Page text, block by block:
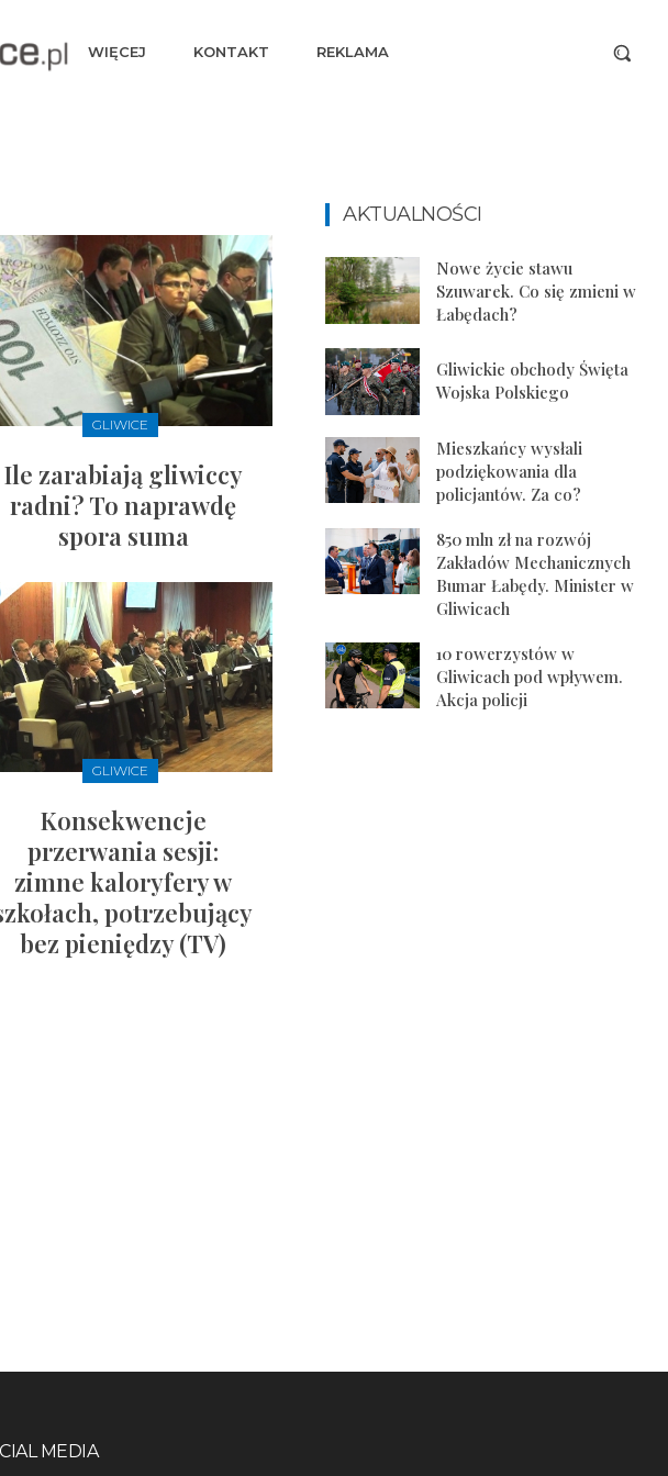
WIĘCEJ KONTAKT REKLAMA
GLIWICE
Ile zarabiają gliwiccy
radni? To naprawdę
spora suma
GLIWICE
Konsekwencje
przerwania sesji:
zimne kaloryfery w
potrzebujący
bez pieniędzy (TV)
AKTUALNOŚCI
Nowe życie stawu
Szuwarek. Co się zmieni w
Łabędach?
Gliwickie obchody Święta
Wojska Polskiego
Mieszkańcy wysłali
podziękowania dla
policjantów. Za co?
850 mln zł na rozwój
Zakładów Mechanicznych
Bumar Łabędy. Minister w
Gliwicach
10 rowerzystów w
Gliwicach pod wpływem.
Akcja policji
MEDIA